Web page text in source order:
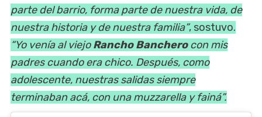
parte del barrio, forma parte de nuestra vida, de
nuestra historia y de nuestra familia”, sostuvo.
“Yo venía al viejoRancho Bancherocon mis
padres cuando era chico. Después, como
adolescente, nuestras salidas siempre
terminaban acá, con una muzzarella y fainá”.